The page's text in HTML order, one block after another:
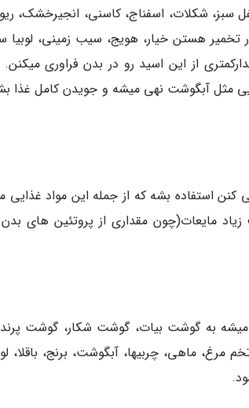
سبز، شکلات، اسفناج، کاسنی، انجیرخشک،
تخمیر هستن خیار، هویج، سیب زمینی، لوبیا
از این اسید رو در بدن فراوری میکنن.
مثل آبگوشت نهی میشه و جویدن کامل غذا
کنن استفاده بشه که از جمله این مواد غذایی
مایعات(چون مقداری از پروتئین های
میشه به گوشت بیات، گوشت شکار، گوشت
مرغ، ماهی، چربیها، آبگوشت، برنج، باقلا،